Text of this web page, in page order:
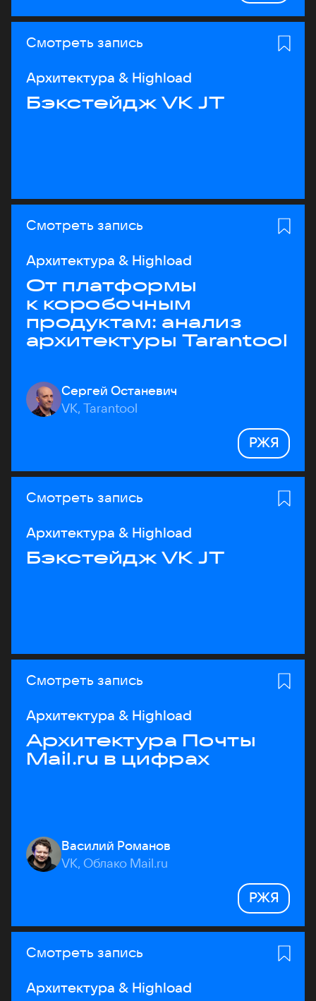
Смотреть запись
Архитектура & Highload
Бэкстейдж VK JT
Смотреть запись
Архитектура & Highload
От платформы
к коробочным
продуктам: анализ
архитектуры Tarantool
Сергей Останевич
VK, Tarantool
РЖЯ
Смотреть запись
Архитектура & Highload
Бэкстейдж VK JT
Смотреть запись
Архитектура & Highload
Архитектура Почты
Mail.ru в цифрах
Василий Романов
VK, Облако Mail.ru
РЖЯ
Смотреть запись
Архитектура & Highload